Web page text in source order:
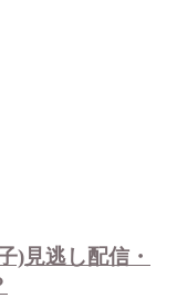
)見逃し配信・